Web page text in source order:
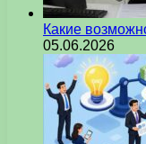
Какие
05.06.2026